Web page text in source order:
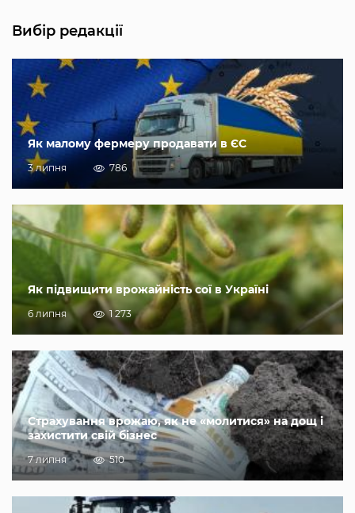
Вибір редакції
Як малому фермеру продавати в ЄС
3 липня 786
Як підвищити врожайність сої в Україні
6 липня 1 273
Страхування врожаю, як не «молитися» на дощ і
захистити свій бізнес
7 липня 510